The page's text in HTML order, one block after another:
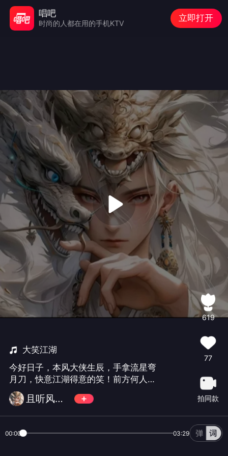
大笑江湖
今好日子，本风大侠生辰，手拿流星弯
月刀，快意江湖得意的笑！前方何人报
上名，见着有份分壶酒🍺😂
且听风吟 😎
619
77
拍同款
00:00 03:29
唱吧
时尚的人都在用的手机KTV
立即打开